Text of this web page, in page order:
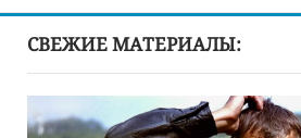
СВЕЖИЕ МАТЕРИАЛЫ: